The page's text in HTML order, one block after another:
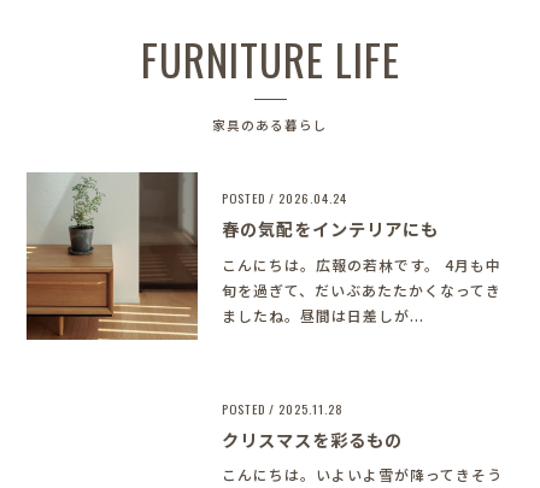
FURNITURE LIFE
家具のある暮らし
POSTED / 2026.04.24
春の気配をインテリアにも
こんにちは。広報の若林です。 4月も中
旬を過ぎて、だいぶあたたかくなってき
ましたね。昼間は日差しが...
POSTED / 2025.11.28
クリスマスを彩るもの
こんにちは。いよいよ雪が降ってきそう